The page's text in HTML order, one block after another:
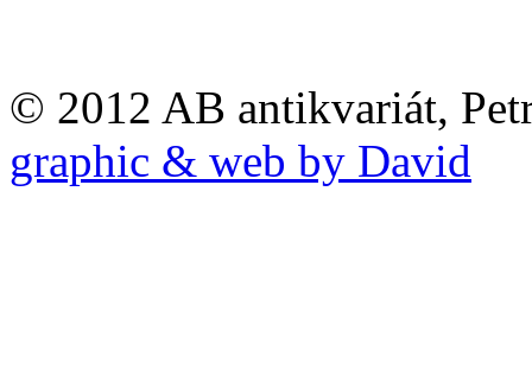
© 2012 AB antikvariát,
graphic & web by David